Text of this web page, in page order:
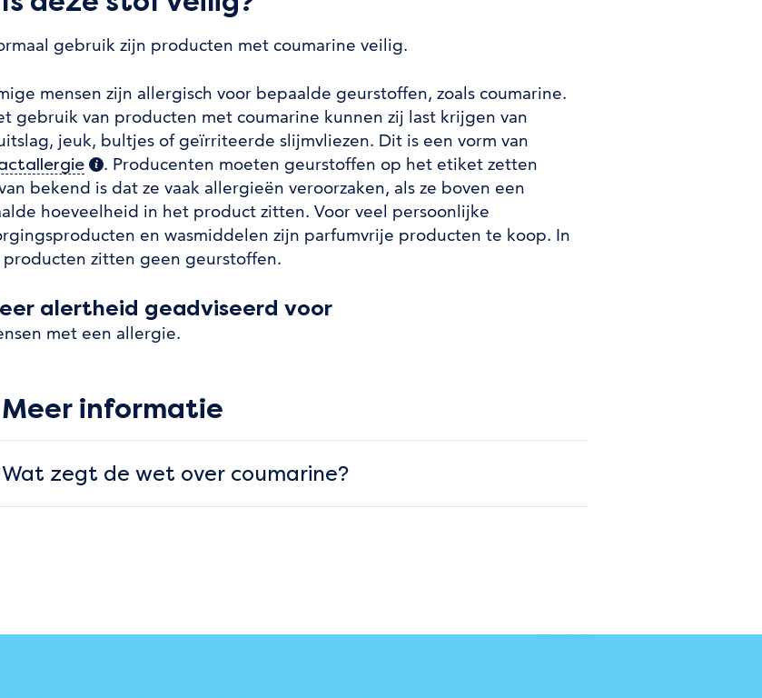
gebruik zijn producten met coumarine veilig.
mensen zijn allergisch voor bepaalde geurstoffen, zoals coumarine.
gebruik van producten met coumarine kunnen zij last krijgen van
jeuk, bultjes of geïrriteerde slijmvliezen. Dit is een vorm van
(extra informatie)
. Producenten moeten geurstoffen op het etiket zetten
bekend is dat ze vaak allergieën veroorzaken, als ze boven een
hoeveelheid in het product zitten. Voor veel persoonlijke
en wasmiddelen zijn parfumvrije producten te koop. In
producten zitten geen geurstoffen.
alertheid geadviseerd voor
met een allergie.
Meer informatie
Wat zegt de wet over coumarine?